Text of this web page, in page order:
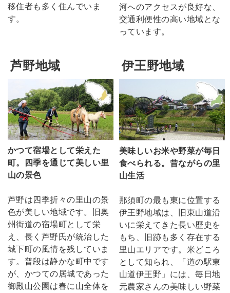
移住者も多く住んでいま
す。
河へのアクセスが良好な、
交通利便性の高い地域とな
っています。
芦野地域
かつて宿場として栄えた
町。四季を通じて美しい里
山の景色
芦野は四季折々の里山の景
色が美しい地域です。旧奥
州街道の宿場町として栄
え、長く芦野氏が統治した
城下町の風情を残していま
す。普段は静かな町中です
が、かつての居城であった
御殿山公園は春に山全体を
伊王野地域
美味しいお米や野菜が毎日
食べられる。昔ながらの里
山生活
那須町の最も東に位置する
伊王野地域は、旧東山道沿
いに栄えてきた長い歴史を
もち、旧跡も多く存在する
里山エリアです。米どころ
として知られ、「道の駅東
山道伊王野」には、毎日地
元農家さんの美味しい野菜